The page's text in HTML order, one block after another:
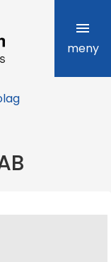
meny